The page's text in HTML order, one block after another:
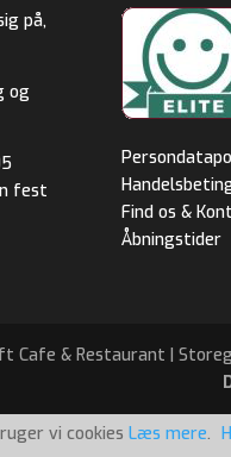
på,
og
fest
Find os &
Åbningstider
Cafe & Restaurant |
vi cookies Læs mere.